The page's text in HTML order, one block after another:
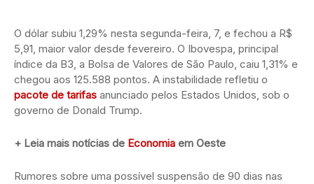
O dólar subiu 1,29% nesta segunda-feira, 7, e fechou a R$
5,91, maior valor desde fevereiro. O Ibovespa, principal
índice da B3, a Bolsa de Valores de São Paulo, caiu 1,31% e
chegou aos 125.588 pontos. A instabilidade refletiu o
pacote de tarifas anunciado pelos Estados Unidos, sob o
governo de Donald Trump.
+ Leia mais notícias de Economia em Oeste
Rumores sobre uma possível suspensão de 90 dias nas